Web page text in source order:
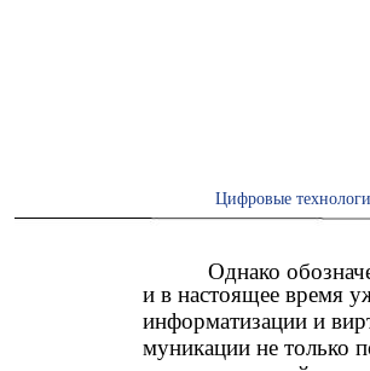
Цифровые
Однако
и в настоящее время
информатизации и
муникации не только